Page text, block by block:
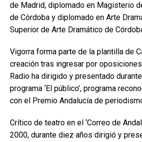
de Madrid, diplomado en Magisterio
de Córdoba y diplomado en Arte
Superior de Arte Dramático de
Vigorra forma parte de la plantilla de
creación tras ingresar por
Radio ha dirigido y presentado
programa ‘El público’, programa
con el Premio Andalucía de
Crítico de teatro en el ‘Correo de
2000, durante diez años dirigió y